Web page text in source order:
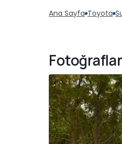
Ana Sayfa Toyota